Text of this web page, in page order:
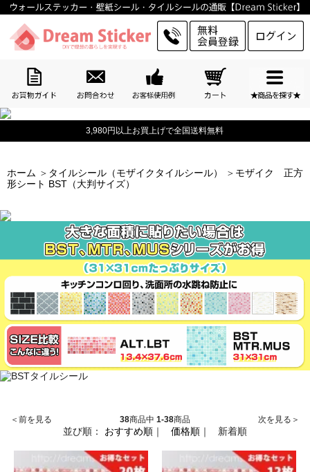
3,980円以上お買上げで全国送料無料
ホーム ＞ タイルシール（モザイクタイルシール） ＞ モザイク 正方
形シート BST（大判サイズ）
＜前を見る 38商品中 1-38商品 次を見る＞
並び順： おすすめ順 ｜ 価格順 ｜ 新着順